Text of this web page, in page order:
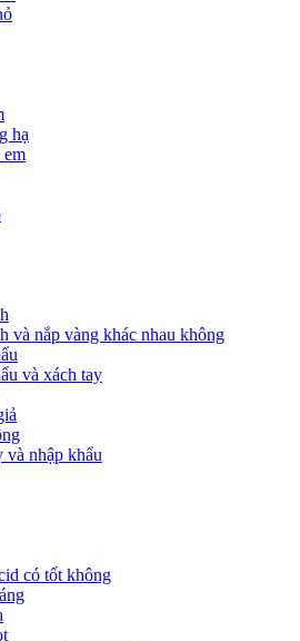
hạ
em
và nắp vàng khác nhau không
và xách tay
và nhập khẩu
có tốt không